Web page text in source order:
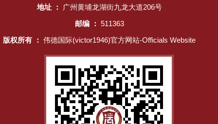
地址 ：
广州黄埔龙湖街九龙大道206号
邮编 ： 511363
版权所有 ： 伟德国际(victor1946)官方网站-Officials Website